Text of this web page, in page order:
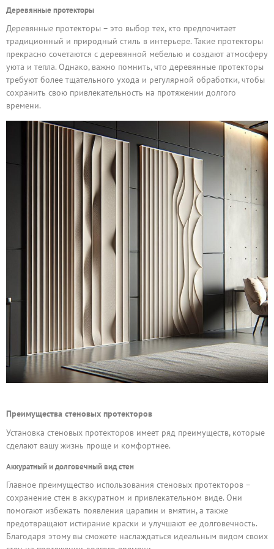
Деревянные протекторы
Деревянные протекторы – это выбор тех, кто предпочитает
традиционный и природный стиль в интерьере. Такие протекторы
прекрасно сочетаются с деревянной мебелью и создают атмосферу
уюта и тепла. Однако, важно помнить, что деревянные протекторы
требуют более тщательного ухода и регулярной обработки, чтобы
сохранить свою привлекательность на протяжении долгого
времени.
Преимущества стеновых протекторов
Установка стеновых протекторов имеет ряд преимуществ, которые
сделают вашу жизнь проще и комфортнее.
Аккуратный и долговечный вид стен
Главное преимущество использования стеновых протекторов –
сохранение стен в аккуратном и привлекательном виде. Они
помогают избежать появления царапин и вмятин, а также
предотвращают истирание краски и улучшают ее долговечность.
Благодаря этому вы сможете наслаждаться идеальным видом своих